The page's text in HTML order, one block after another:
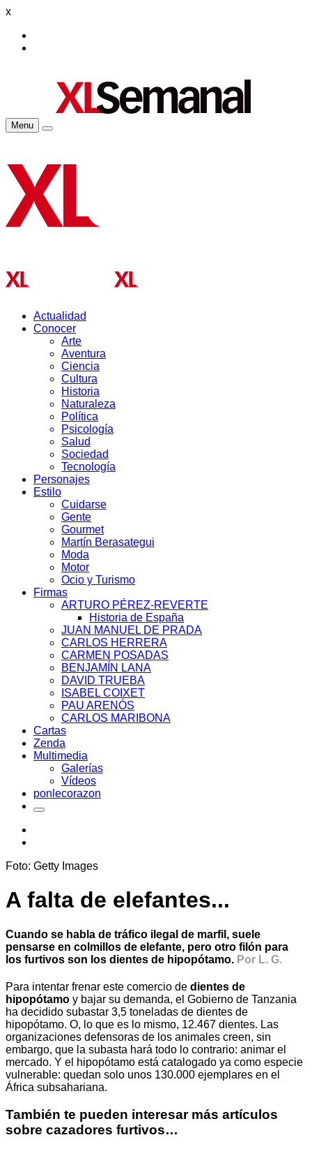
x
Menu
Actualidad
Conocer
Arte
Aventura
Ciencia
Cultura
Historia
Naturaleza
Política
Psicología
Salud
Sociedad
Tecnología
Personajes
Estilo
Cuidarse
Gente
Gourmet
Martín Berasategui
Moda
Motor
Ocio y Turismo
Firmas
ARTURO PÉREZ-REVERTE
Historia de España
JUAN MANUEL DE PRADA
CARLOS HERRERA
CARMEN POSADAS
BENJAMÍN LANA
DAVID TRUEBA
ISABEL COIXET
PAU ARENÓS
CARLOS MARIBONA
Cartas
Zenda
Multimedia
Galerías
Vídeos
ponlecorazon
Foto: Getty Images
A falta de elefantes...
Cuando se habla de tráfico ilegal de marfil, suele
pensarse en colmillos de elefante, pero otro filón para
los furtivos son los dientes de hipopótamo. Por L. G.
Para intentar frenar este comercio de dientes de
hipopótamo y bajar su demanda, el Gobierno de Tanzania
ha decidido subastar 3,5 toneladas de dientes de
hipopótamo. O, lo que es lo mismo, 12.467 dientes. Las
organizaciones defensoras de los animales creen, sin
embargo, que la subasta hará todo lo contrario: animar el
mercado. Y el hipopótamo está catalogado ya como especie
vulnerable: quedan solo unos 130.000 ejemplares en el
África subsahariana.
También te pueden interesar más artículos
sobre cazadores furtivos…